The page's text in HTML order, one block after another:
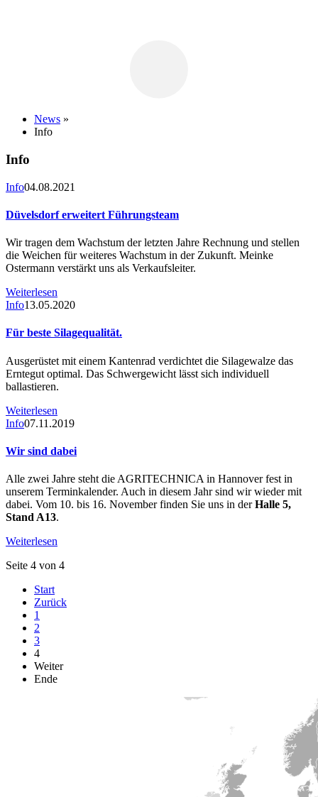
News »
Info
Info
Info04.08.2021
Düvelsdorf erweitert Führungsteam
Wir tragen dem Wachstum der letzten Jahre Rechnung und stellen
die Weichen für weiteres Wachstum in der Zukunft. Meinke
Ostermann verstärkt uns als Verkaufsleiter.
Weiterlesen
Info13.05.2020
Für beste Silagequalität.
Ausgerüstet mit einem Kantenrad verdichtet die Silagewalze das
Erntegut optimal. Das Schwergewicht lässt sich individuell
ballastieren.
Weiterlesen
Info07.11.2019
Wir sind dabei
Alle zwei Jahre steht die AGRITECHNICA in Hannover fest in
unserem Terminkalender. Auch in diesem Jahr sind wir wieder mit
dabei. Vom 10. bis 16. November finden Sie uns in derHalle 5,
Stand A13.
Weiterlesen
Seite 4 von 4
Start
Zurück
1
2
3
4
Weiter
Ende